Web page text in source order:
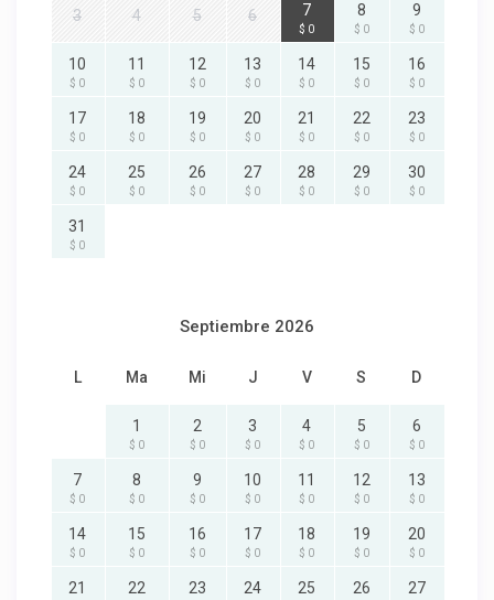
3 4 5 6 7
$ 0
8
$ 0
9
$ 0
10
$ 0
11
$ 0
12
$ 0
13
$ 0
14
$ 0
15
$ 0
16
$ 0
17
$ 0
18
$ 0
19
$ 0
20
$ 0
21
$ 0
22
$ 0
23
$ 0
24
$ 0
25
$ 0
26
$ 0
27
$ 0
28
$ 0
29
$ 0
30
$ 0
31
$ 0
Septiembre 2026
L Ma Mi J V S D
1
$ 0
2
$ 0
3
$ 0
4
$ 0
5
$ 0
6
$ 0
7
$ 0
8
$ 0
9
$ 0
10
$ 0
11
$ 0
12
$ 0
13
$ 0
14
$ 0
15
$ 0
16
$ 0
17
$ 0
18
$ 0
19
$ 0
20
$ 0
21 22 23 24 25 26 27